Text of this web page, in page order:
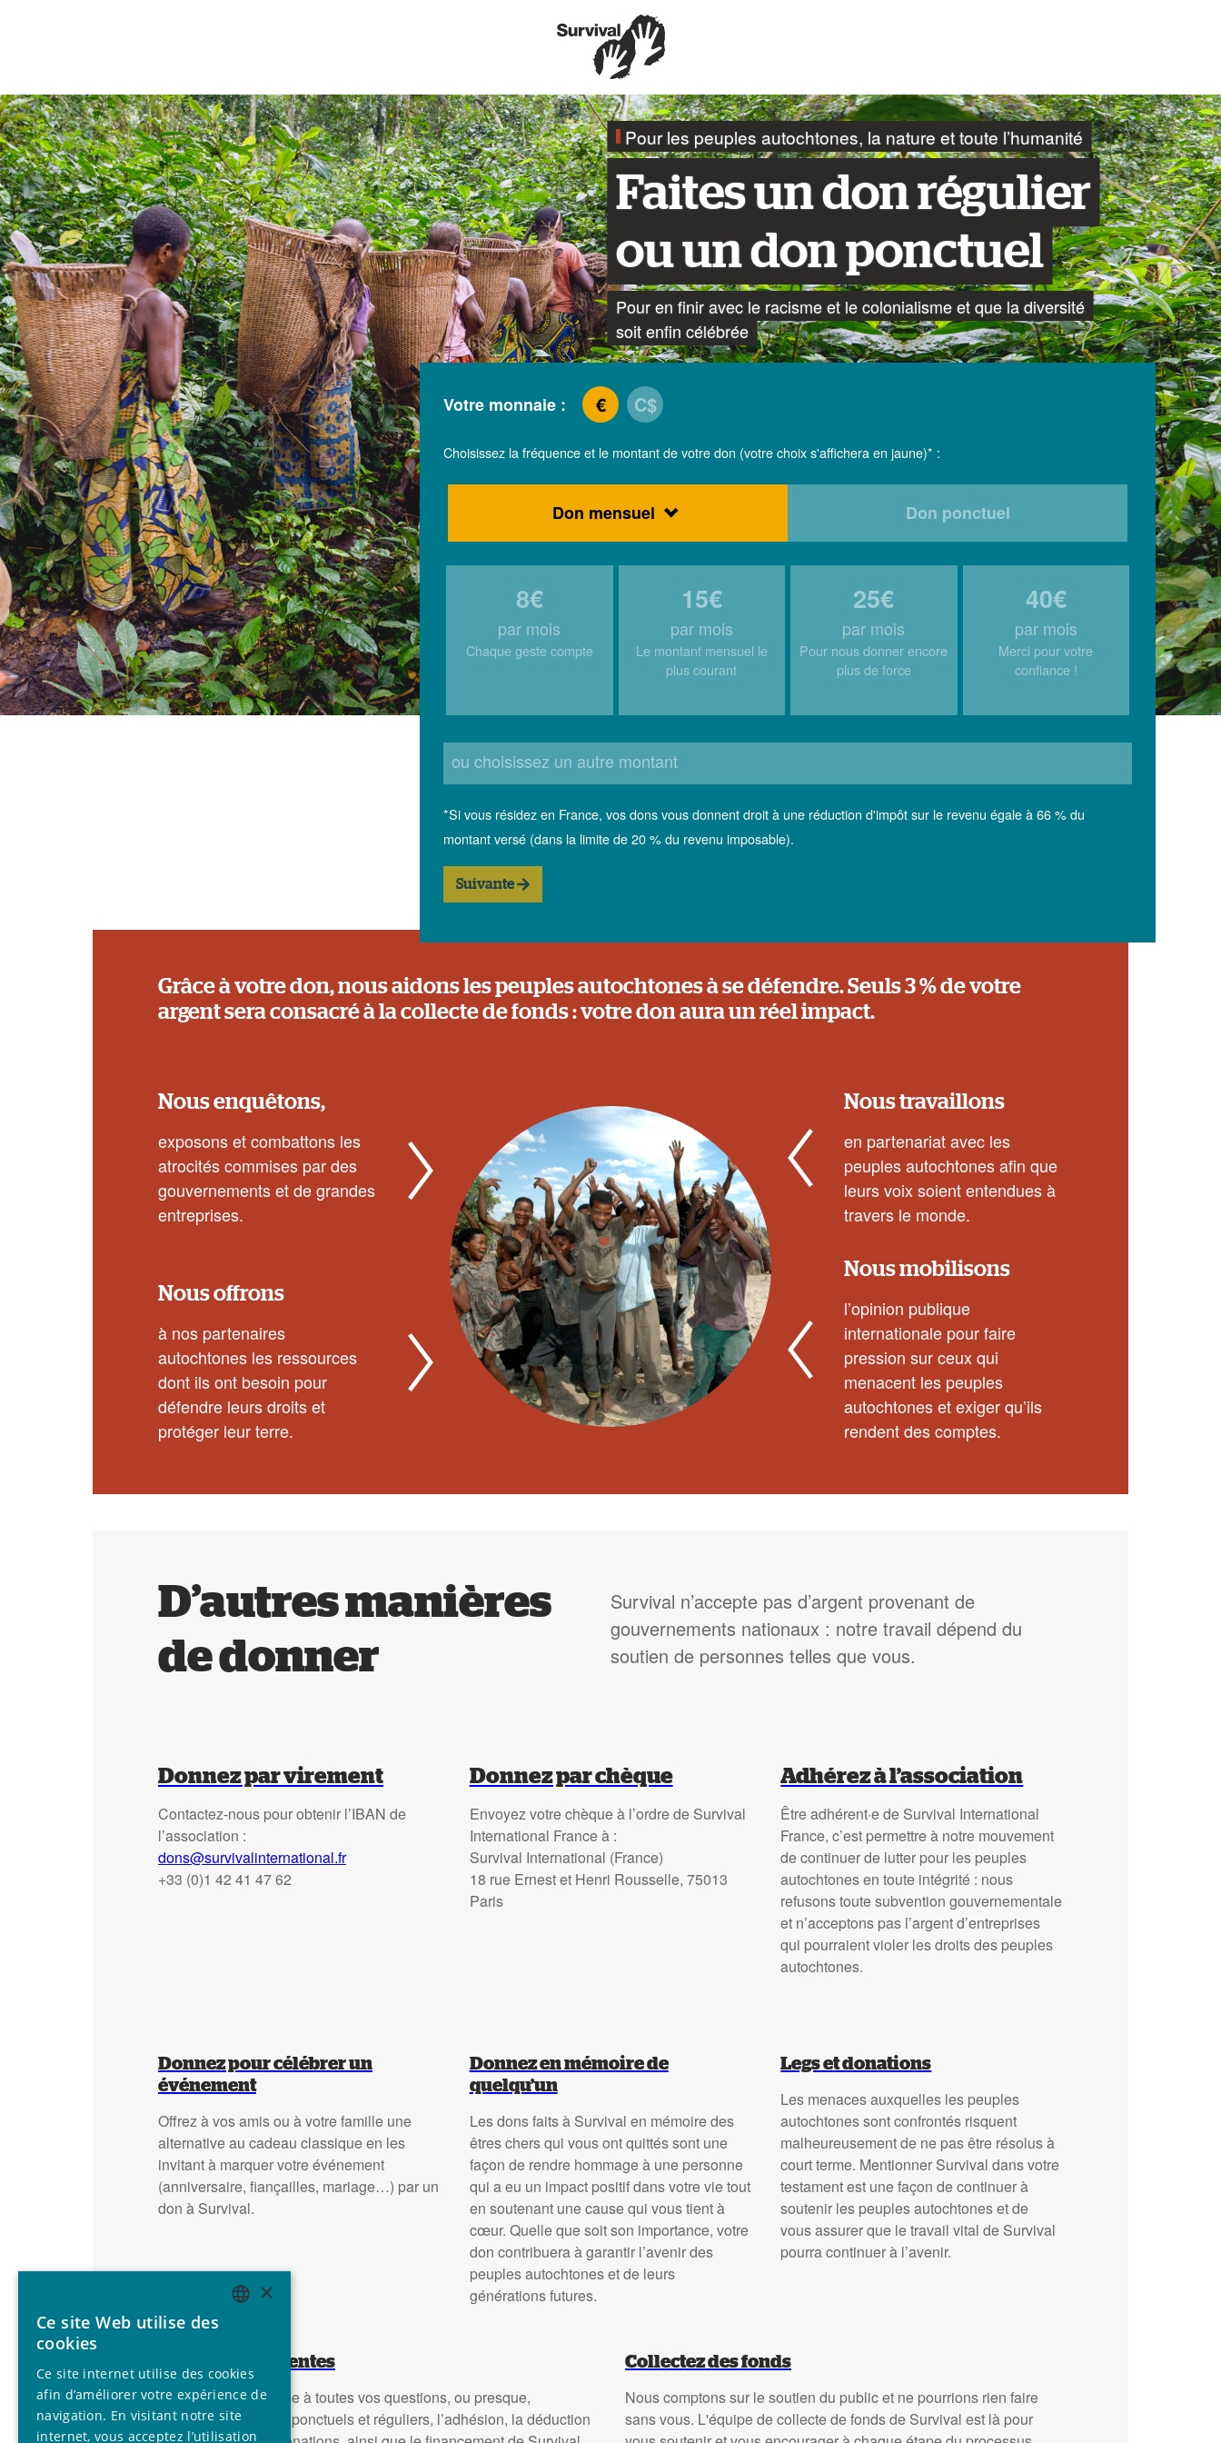
Pour les peuples autochtones, la nature et toute l’humanité
Faites un don régulier
ou un don ponctuel
Pour en finir avec le racisme et le colonialisme et que la diversité
soit enfin célébrée
Votre monnaie : € C$
Choisissez la fréquence et le montant de votre don (votre choix s'affichera en jaune)* :
Don mensuel Don ponctuel
8€
par mois
Chaque geste compte
15€
par mois
Le montant mensuel le
plus courant
25€
par mois
Pour nous donner encore
plus de force
40€
par mois
Merci pour votre
confiance !
ou choisissez un autre montant
*Si vous résidez en France, vos dons vous donnent droit à une réduction d'impôt sur le revenu égale à 66 % du
montant versé (dans la limite de 20 % du revenu imposable).
Suivante
Grâce à votre don, nous aidons les peuples autochtones à se défendre. Seuls 3 % de votre
argent sera consacré à la collecte de fonds : votre don aura un réel impact.
Nous enquêtons,
exposons et combattons les
atrocités commises par des
gouvernements et de grandes
entreprises.
Nous offrons
à nos partenaires
autochtones les ressources
dont ils ont besoin pour
défendre leurs droits et
protéger leur terre.
Nous travaillons
en partenariat avec les
peuples autochtones afin que
leurs voix soient entendues à
travers le monde.
Nous mobilisons
l’opinion publique
internationale pour faire
pression sur ceux qui
menacent les peuples
autochtones et exiger qu’ils
rendent des comptes.
D’autres manières
de donner
Survival n’accepte pas d’argent provenant de
gouvernements nationaux : notre travail dépend du
soutien de personnes telles que vous.
Donnez par virement
Contactez-nous pour obtenir l’IBAN de
l’association :
dons@survivalinternational.fr
+33 (0)1 42 41 47 62
Donnez par chèque
Envoyez votre chèque à l’ordre de Survival
International France à :
Survival International (France)
18 rue Ernest et Henri Rousselle, 75013
Paris
Adhérez à l’association
Être adhérent·e de Survival International
France, c’est permettre à notre mouvement
de continuer de lutter pour les peuples
autochtones en toute intégrité : nous
refusons toute subvention gouvernementale
et n’acceptons pas l’argent d’entreprises
qui pourraient violer les droits des peuples
autochtones.
Donnez pour célébrer un
événement
Offrez à vos amis ou à votre famille une
alternative au cadeau classique en les
invitant à marquer votre événement
(anniversaire, fiançailles, mariage…) par un
don à Survival.
Donnez en mémoire de
quelqu’un
Les dons faits à Survival en mémoire des
êtres chers qui vous ont quittés sont une
façon de rendre hommage à une personne
qui a eu un impact positif dans votre vie tout
en soutenant une cause qui vous tient à
cœur. Quelle que soit son importance, votre
don contribuera à garantir l’avenir des
peuples autochtones et de leurs
générations futures.
Legs et donations
Les menaces auxquelles les peuples
autochtones sont confrontés risquent
malheureusement de ne pas être résolus à
court terme. Mentionner Survival dans votre
testament est une façon de continuer à
soutenir les peuples autochtones et de
vous assurer que le travail vital de Survival
pourra continuer à l’avenir.
Question fréquentes
Trouvez ici la réponse à toutes vos questions, ou presque,
concernant les dons ponctuels et réguliers, l’adhésion, la déduction
Collectez des fonds
Nous comptons sur le soutien du public et ne pourrions rien faire
sans vous. L'équipe de collecte de fonds de Survival est là pour
ENGLISH
SPANISH
FRENCH
×
Ce site Web utilise des
cookies
Ce site internet utilise des cookies
afin d’améliorer votre expérience de
navigation. En visitant notre site
internet, vous acceptez l’utilisation